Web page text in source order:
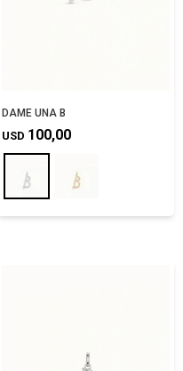
DAME UNA B
USD 100,00